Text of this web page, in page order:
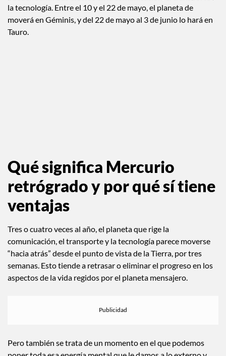
pueden sentir sus efectos en la comunicación, el transporte y
la tecnología. Entre el 10 y el 22 de mayo, el planeta de
moverá en Géminis, y del 22 de mayo al 3 de junio lo hará en
Qué significa Mercurio
retrógrado y por qué sí tiene
ventajas
Tres o cuatro veces al año, el planeta que rige la
comunicación, el transporte y la tecnología parece moverse
“hacia atrás” desde el punto de vista de la Tierra, por tres
semanas. Esto tiende a retrasar o eliminar el progreso en los
Pero también se trata de un momento en el que podemos